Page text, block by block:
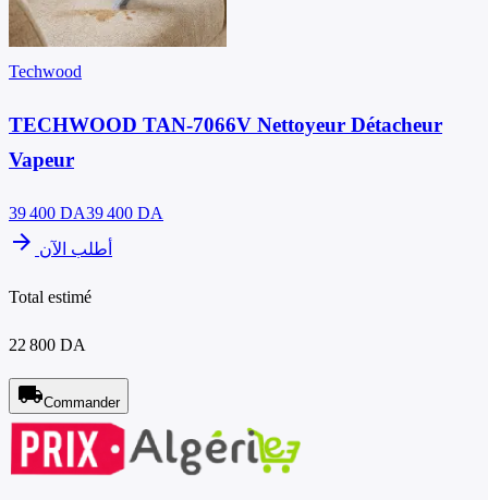
Techwood
TECHWOOD TAN-7066V Nettoyeur Détacheur
Vapeur
39 400 DA39 400 DA
arrow_forward أطلب الآن
Total estimé
22 800 DA
local_shippingCommander